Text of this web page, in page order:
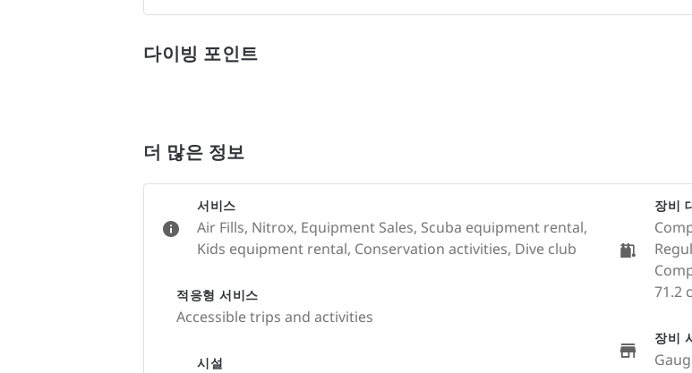
다이빙 포인트
더 많은 정보
서비스
Air Fills, Nitrox, Equipment Sales, Scuba equipment rental,
Kids equipment rental, Conservation activities, Dive club
적응형 서비스
Accessible trips and activities
시설
장비
71.2
장비